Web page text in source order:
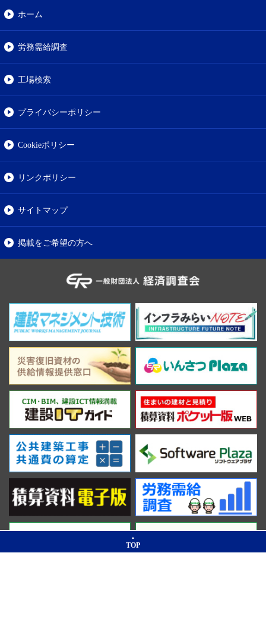
ホーム
労務需給調査
工場検索
プライバシーポリシー
Cookieポリシー
リンクポリシー
サイトマップ
掲載をご希望の方へ
TOP